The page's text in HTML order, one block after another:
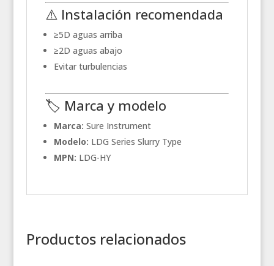
⚠️ Instalación recomendada
≥5D aguas arriba
≥2D aguas abajo
Evitar turbulencias
🏷️ Marca y modelo
Marca: Sure Instrument
Modelo: LDG Series Slurry Type
MPN: LDG-HY
Productos relacionados